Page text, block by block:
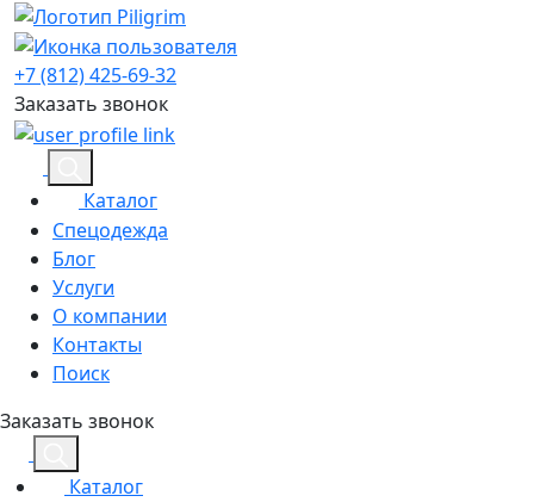
+7 (812) 425-69-32
Заказать звонок
Каталог
Спецодежда
Блог
Услуги
О компании
Контакты
Поиск
Заказать звонок
Каталог